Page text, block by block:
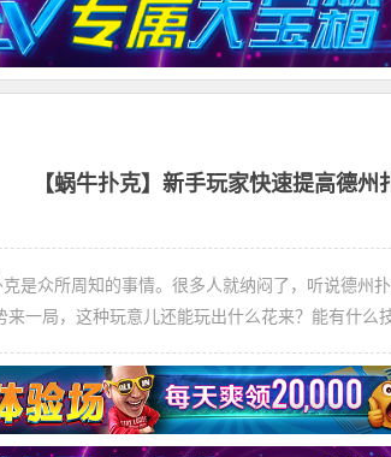
【蜗牛扑克】新手玩家快速提高德
是众所周知的事情。很多人就纳闷了，听说德州
来一局，这种玩意儿还能玩出什么花来？能有什么